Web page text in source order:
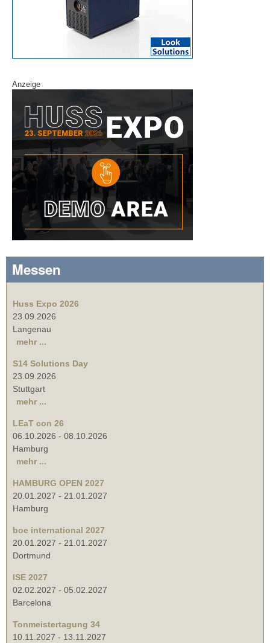
Anzeige
Messen
Huss Expo 2026
23.09.2026
Langenau
mehr ...
S14 Solutions Day
23.09.2026
Stuttgart
mehr ...
LEaT con 26
06.10.2026 - 08.10.2026
Hamburg
mehr ...
HAMBURG OPEN 2027
20.01.2027 - 21.01.2027
Hamburg
boe international 2027
20.01.2027 - 21.01.2027
Dortmund
ISE 2027
02.02.2027 - 05.02.2027
Barcelona
Tonmeistertagung 34
10.11.2027 - 13.11.2027